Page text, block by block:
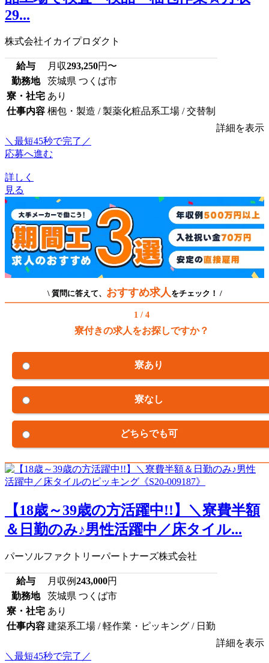
29...
株式会社イカイプロダクト
給与 月収293,250円〜
勤務地
茨城県 つくば市
寮・社宅 あり
仕事内容 梱包・製造 / 製薬化粧品系工場 / 交替制
詳細を表示
＼最短45秒で完了／
応募へ進む
詳しく
見る
\ 質問に答えて、 おすすめ求人 をチェック！ /
1 / 4
寮付きの求人をお探しですか？
寮あり
寮なし
どちらでも可
【18歳～39歳の方活躍中!!】＼寮費半額
＆日勤のみ♪男性活躍中／床タイル...
パーソルファクトリーパートナーズ株式会社
給与 月収例243,000円
勤務地
茨城県 つくば市
寮・社宅 あり
仕事内容 建築系工場 / 軽作業・ピッキング / 日勤
詳細を表示
＼最短45秒で完了／